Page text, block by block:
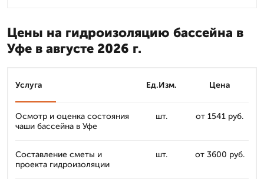
Цены на гидроизоляцию бассейна в
Уфе в августе 2026 г.
Услуга Ед.Изм. Цена
Осмотр и оценка состояния
чаши бассейна в Уфе
шт. от 1541 руб.
Составление сметы и
проекта гидроизоляции
шт. от 3600 руб.